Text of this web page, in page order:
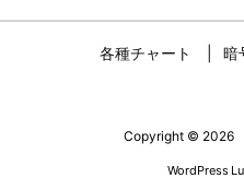
各種チャート 暗
Copyright © 2026
WordPress